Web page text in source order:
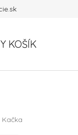
KOŠÍK